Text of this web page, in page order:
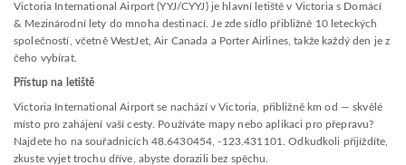
Victoria International Airport (YYJ/CYYJ) je hlavní letiště v Victoria s Domácí
& Mezinárodní lety do mnoha destinací. Je zde sídlo přibližně 10 leteckých
společností, včetně WestJet, Air Canada a Porter Airlines, takže každý den je z
čeho vybírat.
Přístup na letiště
Victoria International Airport se nachází v Victoria, přibližně km od — skvělé
místo pro zahájení vaší cesty. Používáte mapy nebo aplikaci pro přepravu?
Najdete ho na souřadnicích 48.6430454, -123.431101. Odkudkoli přijíždíte,
zkuste vyjet trochu dříve, abyste dorazili bez spěchu.